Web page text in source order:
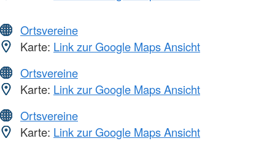
Ortsvereine
Karte: Link zur Google Maps Ansicht
Ortsvereine
Karte: Link zur Google Maps Ansicht
Ortsvereine
Karte: Link zur Google Maps Ansicht